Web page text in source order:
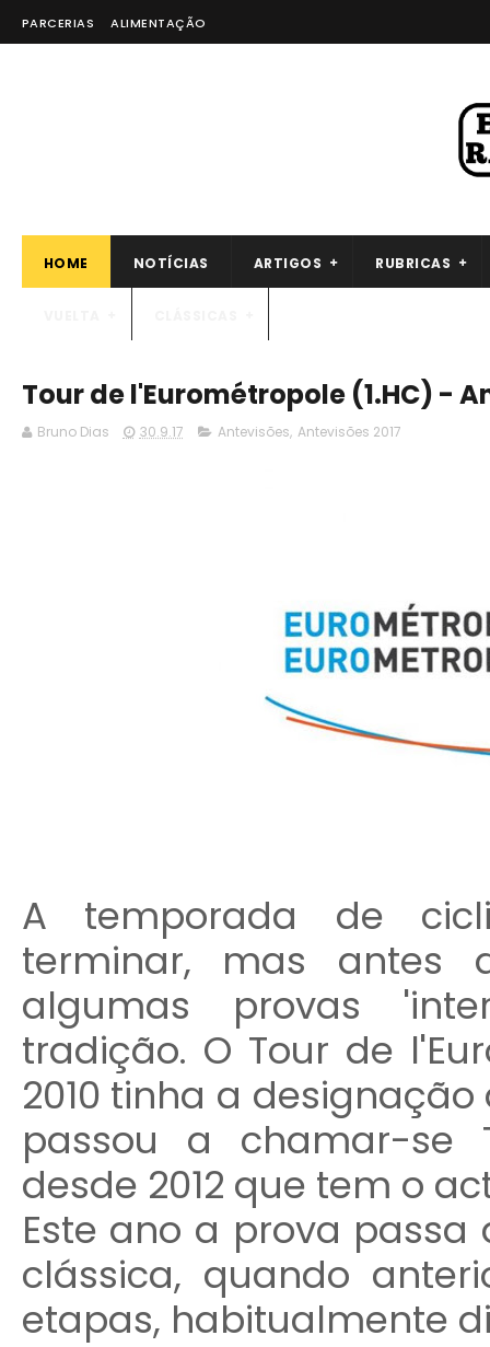
PARCERIAS ALIMENTAÇÃO
HOME NOTÍCIAS ARTIGOS RUBRICAS
Tour de l'Eurométropole (1.HC) -
Bruno Dias 30.9.17 Antevisões, Antevisões 2017
A temporada de
terminar, mas antes
algumas provas
tradição. O Tour de
2010 tinha a designação
passou a chamar-se
desde 2012 que tem o
Este ano a prova
clássica, quando
etapas, habitualmente